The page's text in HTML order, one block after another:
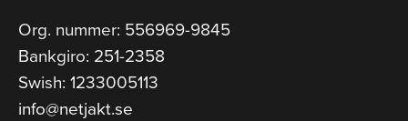
Org. nummer: 556969-9845
Bankgiro: 251-2358
Swish: 1233005113
info@netjakt.se